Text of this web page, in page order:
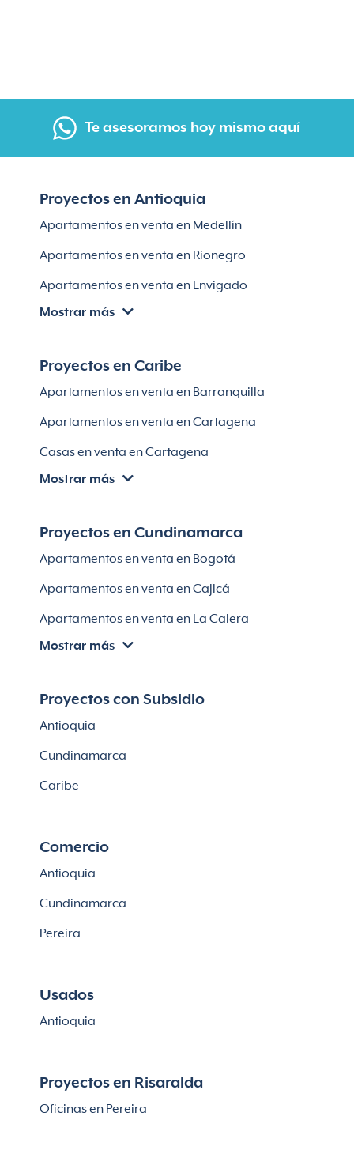
Te asesoramos hoy mismo aquí
Proyectos en Antioquia
Apartamentos en venta en Medellín
Apartamentos en venta en Rionegro
Apartamentos en venta en Envigado
Apartamentos en venta en Itagüí
Apartamentos en venta en Bello
Mostrar más
Proyectos en Caribe
Apartamentos en venta en Barranquilla
Apartamentos en venta en Cartagena
Casas en venta en Cartagena
Villas en Cartagena
Apartamentos en venta en Soledad
Mostrar más
Proyectos en Cundinamarca
Apartamentos en venta en Bogotá
Apartamentos en venta en Cajicá
Apartamentos en venta en La Calera
Apartamentos en venta en Chía
Casas en Cajicá
Mostrar más
Proyectos con Subsidio
Antioquia
Cundinamarca
Caribe
Comercio
Antioquia
Cundinamarca
Pereira
Usados
Antioquia
Proyectos en Risaralda
Oficinas en Pereira